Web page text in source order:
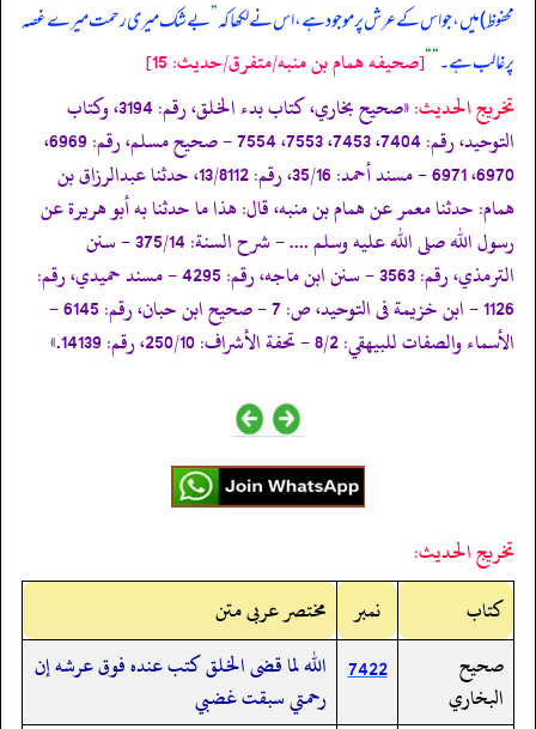
محفوظ) میں، جو اس کے عرش پر موجود ہے، اس نے لکھا کہ”بے شک میری رحمت میرے غصہ
پر غالب ہے۔“
“[صحيفه همام بن منبه/متفرق/حدیث: 15]
تخریج الحدیث:
«صحيح بخاري، كتاب بدء الخلق، رقم: 3194، وكتاب
التوحيد، رقم: 7404، 7453، 7553، 7554 - صحيح مسلم، رقم: 6969،
6970، 6971 - مسند أحمد: 35/16، رقم: 13/8112، حدثنا عبدالرزاق بن
همام: حدثنا معمر عن همام بن منبه، قال: هذا ما حدثنا به أبو هريرة عن
رسول الله صلى الله عليه وسلم .... - شرح السنة: 375/14 - سنن
الترمذي، رقم: 3563 - سنن ابن ماجه، رقم: 4295 - مسند حميدي، رقم:
1126 - ابن خزيمة فى التوحيد، ص: 7 - صحيح ابن حبان، رقم: 6145 -
الأسماء والصفات للبيهقي: 8/2 - تحفة الأشراف: 250/10، رقم: 14139.»
تخريج الحديث:
کتاب
نمبر
مختصر عربی متن
صحيح
البخاري
7422 الله لما قضى الخلق كتب عنده فوق عرشه إن
رحمتي سبقت غضبي